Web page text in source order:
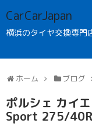
CarCarJapan
横浜のタイヤ交換専門
ホーム ブログ
ポルシェ カイ
Sport 275/